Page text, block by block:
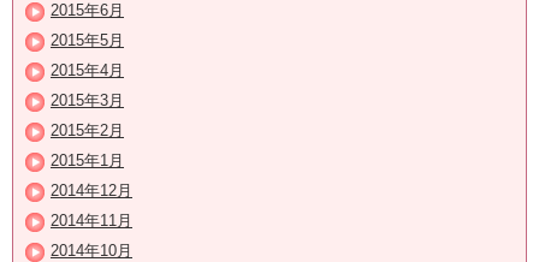
2015年6月
2015年5月
2015年4月
2015年3月
2015年2月
2015年1月
2014年12月
2014年11月
2014年10月